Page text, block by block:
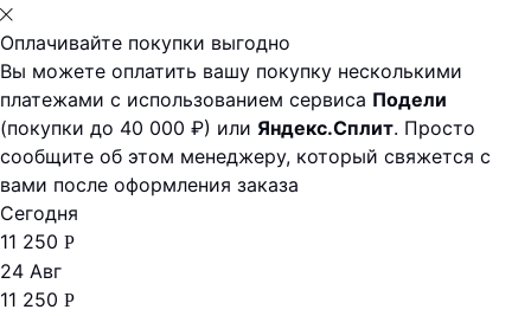
Оплачивайте покупки выгодно
Вы можете оплатить вашу покупку несколькими
платежами с использованием сервиса Подели
(покупки до 40 000 ₽) или Яндекс.Сплит. Просто
сообщите об этом менеджеру, который свяжется с
вами после оформления заказа
Сегодня
11 250 Р
24 Авг
11 250 Р